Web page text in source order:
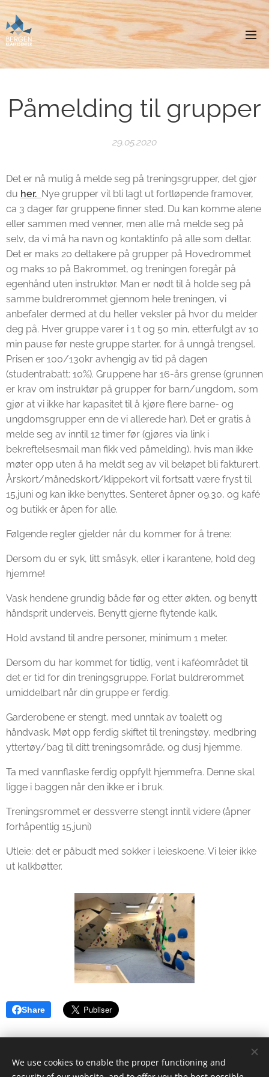
Påmelding til grupper
29.05.2020
Det er nå mulig å melde seg på treningsgrupper, det gjør
du her. Nye grupper vil bli lagt ut fortløpende framover,
ca 3 dager før gruppene finner sted. Du kan komme alene
eller sammen med venner, men alle må melde seg på
selv, da vi må ha navn og kontaktinfo på alle som deltar.
Det er maks 20 deltakere på grupper på Hovedrommet
og maks 10 på Bakrommet, og treningen foregår på
egenhånd uten instruktør. Man er nødt til å holde seg på
samme buldrerommet gjennom hele treningen, vi
anbefaler dermed at du heller veksler på hvor du melder
deg på. Hver gruppe varer i 1 t og 50 min, etterfulgt av 10
min pause før neste gruppe starter, for å unngå trengsel.
Prisen er 100/130kr avhengig av tid på dagen
(studentrabatt: 10%). Gruppene har 16-års grense (grunnen
er krav om instruktør på grupper for barn/ungdom, som
gjør at vi ikke har kapasitet til å kjøre flere barne- og
ungdomsgrupper enn de vi allerede har). Det er gratis å
melde seg av inntil 12 timer før (gjøres via link i
bekreftelsesmail man fikk ved påmelding), hvis man ikke
møter opp uten å ha meldt seg av vil beløpet bli fakturert.
Årskort/månedskort/klippekort vil fortsatt være fryst til
15.juni og kan ikke benyttes. Senteret åpner 09.30, og kafé
og butikk er åpen for alle.
Følgende regler gjelder når du kommer for å trene:
Dersom du er syk, litt småsyk, eller i karantene, hold deg
hjemme!
Vask hendene grundig både før og etter økten, og benytt
håndsprit underveis. Benytt gjerne flytende kalk.
Hold avstand til andre personer, minimum 1 meter.
Dersom du har kommet for tidlig, vent i kaféområdet til
det er tid for din treningsgruppe. Forlat buldrerommet
umiddelbart når din gruppe er ferdig.
Garderobene er stengt, med unntak av toalett og
håndvask. Møt opp ferdig skiftet til treningstøy, medbring
yttertøy/bag til ditt treningsområde, og dusj hjemme.
Ta med vannflaske ferdig oppfylt hjemmefra. Denne skal
ligge i baggen når den ikke er i bruk.
Treningsrommet er dessverre stengt inntil videre (åpner
forhåpentlig 15.juni)
Utleie: det er påbudt med sokker i leieskoene. Vi leier ikke
ut kalkbøtter.
Share
We use cookies to enable the proper functioning and